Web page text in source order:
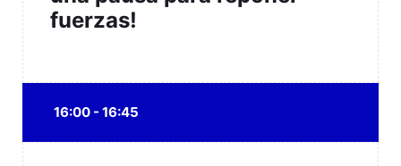
fuerzas!
16:00 - 16:45